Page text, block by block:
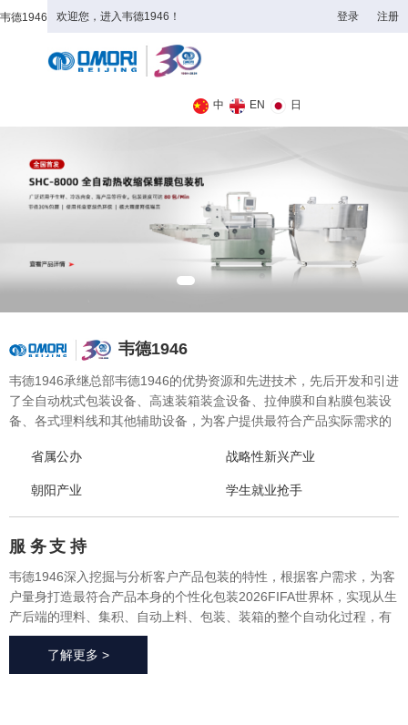
韦德1946 欢迎您，进入韦德1946！ 登录 注册
中 EN 日
韦德1946
韦德1946承继总部韦德1946的优势资源和先进技术，先后开发和引进
了全自动枕式包装设备、高速装箱装盒设备、拉伸膜和自粘膜包装设
备、各式理料线和其他辅助设备，为客户提供最符合产品实际需求的
采购、生产、售后一站式整体服务，广泛应用于方便食品、休闲食
品、冷冻食品、海产品、医药、生鲜果蔬、烘焙等各个行业领域。
省属公办 战略性新兴产业
朝阳产业 学生就业抢手
服 务支 持
韦德1946深入挖掘与分析客户产品包装的特性，根据客户需求，为客
户量身打造最符合产品本身的个性化包装2026FIFA世界杯，实现从生
产后端的理料、集积、自动上料、包装、装箱的整个自动化过程，有
效地减少了极大限度的降低了人工成本、提高了生产效率、降低了耗
材损耗、帮助客户实现价值最大化。
了解更多 >